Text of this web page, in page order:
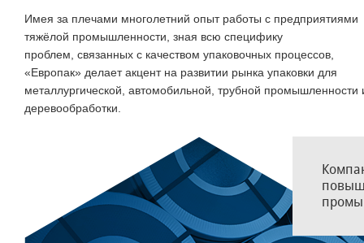
Имея за плечами многолетний опыт работы с предприятиями
тяжёлой промышленности, зная всю специфику
проблем, связанных с качеством упаковочных процессов,
«Европак» делает акцент на развитии рынка упаковки для
металлургической, автомобильной, трубной промышленности
деревообработки.